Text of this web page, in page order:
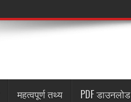
महत्वपूर्ण तथ्य PDF डाउनलोड